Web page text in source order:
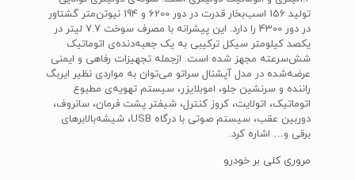
تولید 156 اسب‌بخار قدرت در دور 6200 و 194 نیوتن‌متر گشتاور
در دور 4300 را دارد. این پیشرانه با مصرف سوخت 7.7 لیتر در
یکصد کیلومتر سیکل ترکیبی به یک جعبه‌دنده‌ی اتوماتیک
شش‌سرعته مجهز شده است. از‌جمله تجهیزات رفاهی و ایمنی
عرضه‌شده در مدل آپشنال سراتو می‌توان به مواردی نظیر ایربگ
راننده و سرنشین جلو، اموبلایزر، سیستم تهویه‌ی مطبوع
اتوماتیک، اتولایت، کروز کنترل، شیفتر پشت فرمان، سانروف،
دوربین عقب، سیستم صوتی با درگاه‌ USB، شیشه‌بالابرهای
برقی و… اشاره کرد.
مروری کلی بر خودرو